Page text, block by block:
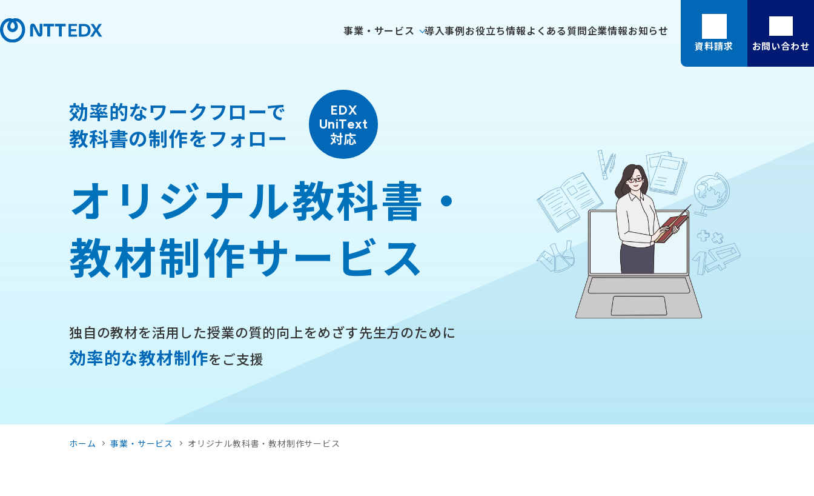
事業・サービス 導入事例お役立ち情報よくある質問企業情報お知らせ
資料請求 お問い合わせ
効率的なワークフローで
教科書の制作をフォロー
EDX
UniText
対応
オリジナル教科書・
教材制作サービス
独自の教材を活用した授業の質的向上をめざす先生方のために
効率的な教材制作をご支援
ホーム 事業・サービス オリジナル教科書・教材制作サービス